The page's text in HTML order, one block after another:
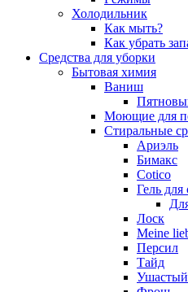
Холодильник
Как мыть?
Как убрать
Средства для уборки
Бытовая химия
Ваниш
Моющие для
Стиральные
Ариэль
Бимакс
Cotico
Гель для
Лоск
Meine
Персил
Тайд